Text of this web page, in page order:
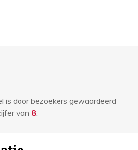
is door bezoekers gewaardeerd
van 8.